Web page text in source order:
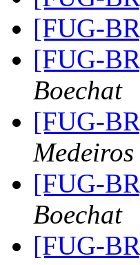
[FUG-
[FUG-
Boechat
[FUG-
Medeiros
[FUG-
Boechat
[FUG-